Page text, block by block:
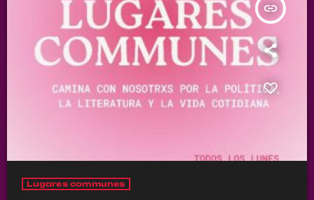
insert_link
Lugares communes